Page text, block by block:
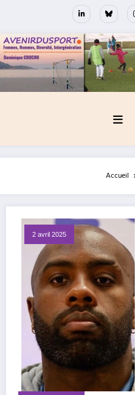
Accueil
2 avril 2025